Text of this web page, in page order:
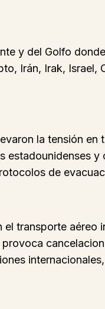
y del Golfo
Irán, Irak,
la tensión
de
transporte